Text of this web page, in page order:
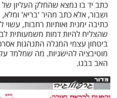
כתב יד בו נמצא שהחלק העליון של
ושבור, אלא כתב מהיר 'בריא' ומלא,
כתיבה ימנית ואותיות רחבות,
שהצליח להיות דמות משמעותית
ביטחון עצמי המגלה התנהגות
מוטיבציה להישגיות. מה שמלמד
האב בבנו.